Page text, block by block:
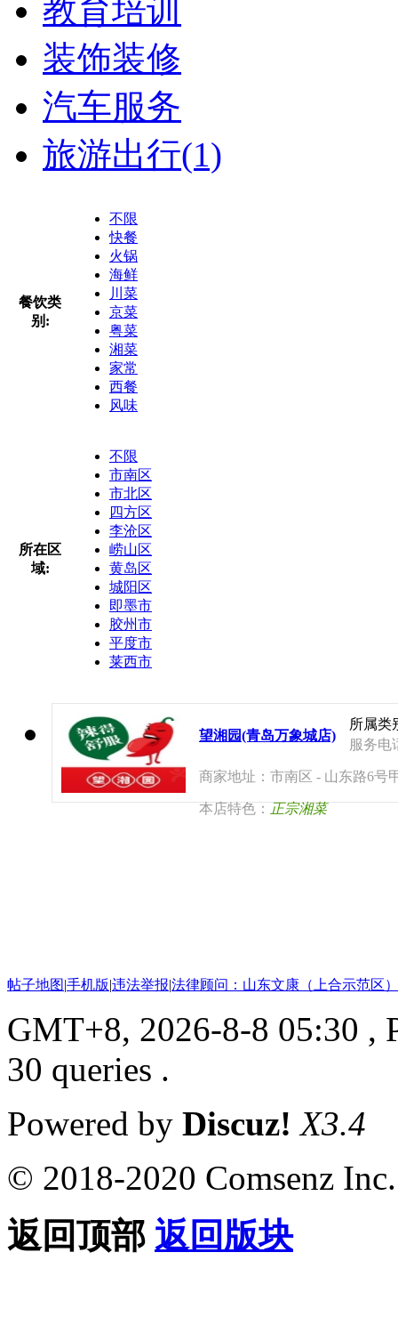
教育培训
装饰装修
汽车服务
旅游出行(1)
餐饮类
别:
不限
快餐
火锅
海鲜
川菜
京菜
粤菜
湘菜
家常
西餐
风味
所在区
域:
不限
市南区
市北区
四方区
李沧区
崂山区
黄岛区
城阳区
即墨市
胶州市
平度市
莱西市
望湘园(青岛万象城店)
所属类
服务电
商家地址：市南区 - 山东路6号
本店特色： 正宗湘菜
帖子地图|手机版|违法举报|法律顾问：山东文康（上合示范区
GMT+8, 2026-8-8 05:30 ,
30 queries .
Powered by Discuz! X3.4
© 2018-2020 Comsenz Inc.
返回顶部 返回版块